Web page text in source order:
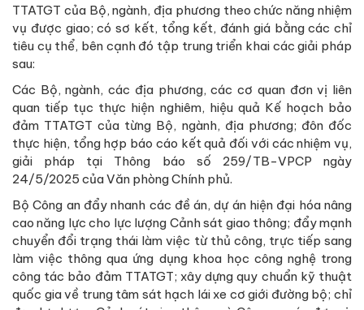
TTATGT của Bộ, ngành, địa phương theo chức năng nhiệm
vụ được giao; có sơ kết, tổng kết, đánh giá bằng các chỉ
tiêu cụ thể, bên cạnh đó tập trung triển khai các giải pháp
sau:
Các Bộ, ngành, các địa phương, các cơ quan đơn vị liên
quan tiếp tục thực hiện nghiêm, hiệu quả Kế hoạch bảo
đảm TTATGT của từng Bộ, ngành, địa phương; đôn đốc
thực hiện, tổng hợp báo cáo kết quả đối với các nhiệm vụ,
giải pháp tại Thông báo số 259/TB-VPCP ngày
24/5/2025 của Văn phòng Chính phủ.
Bộ Công an đẩy nhanh các đề án, dự án hiện đại hóa nâng
cao năng lực cho lực lượng Cảnh sát giao thông; đẩy mạnh
chuyển đổi trạng thái làm việc từ thủ công, trực tiếp sang
làm việc thông qua ứng dụng khoa học công nghệ trong
công tác bảo đảm TTATGT; xây dựng quy chuẩn kỹ thuật
quốc gia về trung tâm sát hạch lái xe cơ giới đường bộ; chỉ